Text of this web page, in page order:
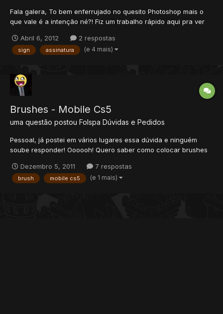
Fala galera, To bem enferrujado no quesito Photoshop mais o
que vale é a intenção né?! Fiz um trabalho rápido aqui pra ver
construtivas a vontade por favor!
Abril 6, 2012 2 respostas
sign assinatura (e 4 mais)
Brushes - Mobile Cs5
uma questão postou Folspa Dúvidas e Pedidos
Pessoal, já postei em vários lugares essa dúvida e ninguém
soube responder! Oooooh! Quero saber como colocar brushes
arquivo executável, não há pastas.
Dezembro 5, 2011 7 respostas
brush mobile cs5 (e 1 mais)